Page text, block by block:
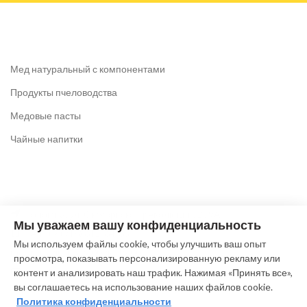
Мед натуральный с компонентами
Продукты пчеловодства
Медовые пасты
Чайные напитки
Тел: +7 (916) 612-64-63
(без выходных c 9.00 до 19.00)
E-mail: pchela@meda-kolomna.ru
Мы уважаем вашу конфиденциальность
Мы используем файлы cookie, чтобы улучшить ваш опыт
просмотра, показывать персонализированную рекламу или
контент и анализировать наш трафик. Нажимая «Принять все»,
вы соглашаетесь на использование наших файлов cookie.
Политика конфиденциальности